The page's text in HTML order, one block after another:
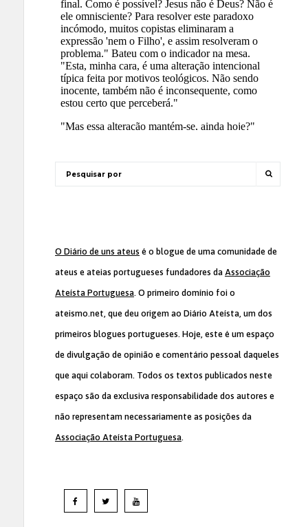
O Diário de uns ateus é o blogue de uma comunidade de
ateus e ateias portugueses fundadores da Associação
Ateísta Portuguesa. O primeiro domínio foi o
ateismo.net, que deu origem ao Diário Ateísta, um dos
primeiros blogues portugueses. Hoje, este é um espaço
de divulgação de opinião e comentário pessoal daqueles
que aqui colaboram. Todos os textos publicados neste
espaço são da exclusiva responsabilidade dos autores e
não representam necessariamente as posições da
Associação Ateísta Portuguesa.